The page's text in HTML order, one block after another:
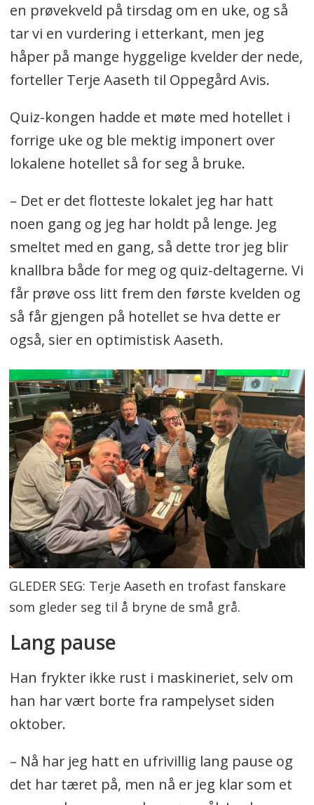
en prøvekveld på tirsdag om en uke, og så
tar vi en vurdering i etterkant, men jeg
håper på mange hyggelige kvelder der nede,
forteller Terje Aaseth til Oppegård Avis.
Quiz-kongen hadde et møte med hotellet i
forrige uke og ble mektig imponert over
lokalene hotellet så for seg å bruke.
– Det er det flotteste lokalet jeg har hatt
noen gang og jeg har holdt på lenge. Jeg
smeltet med en gang, så dette tror jeg blir
knallbra både for meg og quiz-deltagerne. Vi
får prøve oss litt frem den første kvelden og
så får gjengen på hotellet se hva dette er
også, sier en optimistisk Aaseth.
GLEDER SEG: Terje Aaseth en trofast fanskare
som gleder seg til å bryne de små grå.
Lang pause
Han frykter ikke rust i maskineriet, selv om
han har vært borte fra rampelyset siden
oktober.
– Nå har jeg hatt en ufrivillig lang pause og
det har tæret på, men nå er jeg klar som et